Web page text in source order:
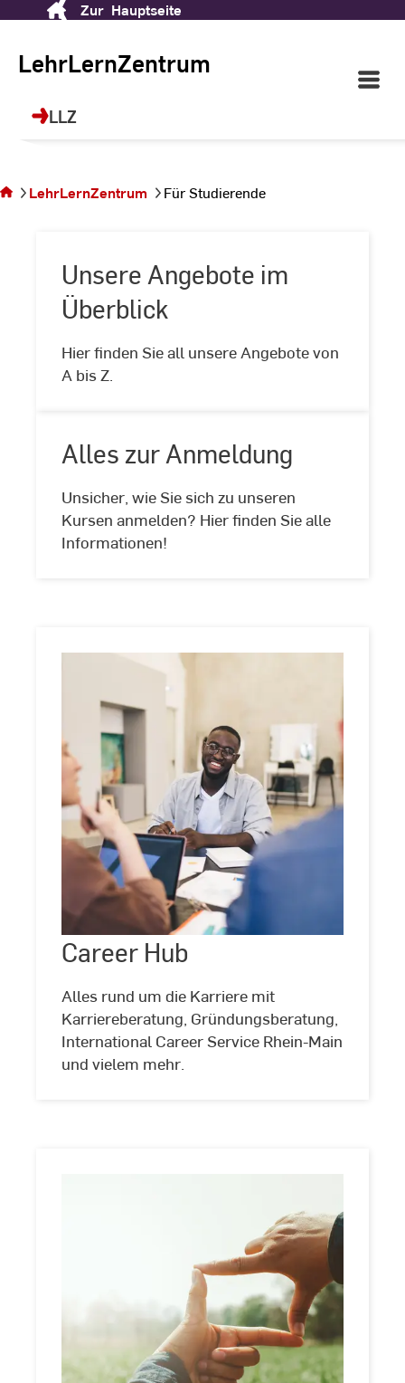
Content
Zur Hauptseite
LehrLernZentrum
LLZ
Open
Main
LehrLernZentrum (LLZ)
und berufliche Weiterbildung!
sich auf der
LehrLernZentrum Für Studierende
Unsere Angebote im
Überblick
Hier finden Sie all unsere Angebote von
A bis Z.
Angebote
Alles zur Anmeldung
Unsicher, wie Sie sich zu unseren
Kursen anmelden? Hier finden Sie alle
Informationen!
Alles
zur
©
BullRun/stock.adobe.com
Career Hub
Alles rund um die Karriere mit
Karriereberatung, Gründungsberatung,
International Career Service Rhein-Main
und vielem mehr.
Career
Hub